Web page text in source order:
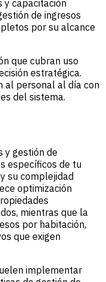
y capacitación
de ingresos
por su alcance
que cubran uso
estratégica.
al personal al día con
del sistema.
y gestión de
específicos de tu
su complejidad
optimización
mientras que la
por habitación,
que exigen
implementar